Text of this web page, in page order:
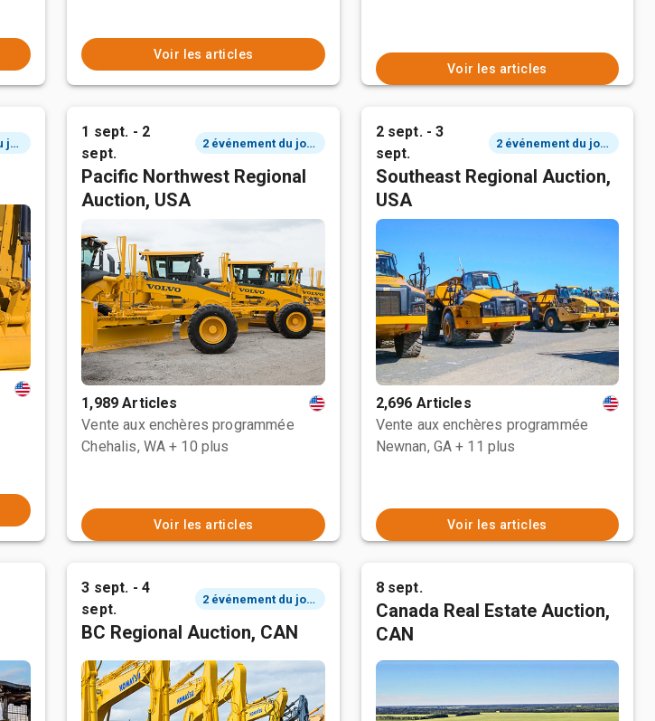
Voir les articles
Voir les articles
2 événement du jour
1 sept. - 2
sept.
2 événement du jour
Pacific Northwest Regional
Auction, USA
1,989 Articles
Vente aux enchères programmée
Chehalis, WA + 10 plus
Voir les articles
2 sept. - 3
sept.
2 événement du jour
Southeast Regional Auction,
USA
2,696 Articles
Vente aux enchères programmée
Newnan, GA + 11 plus
Voir les articles
3 sept. - 4
sept.
2 événement du jour
BC Regional Auction, CAN
8 sept.
Canada Real Estate Auction,
CAN